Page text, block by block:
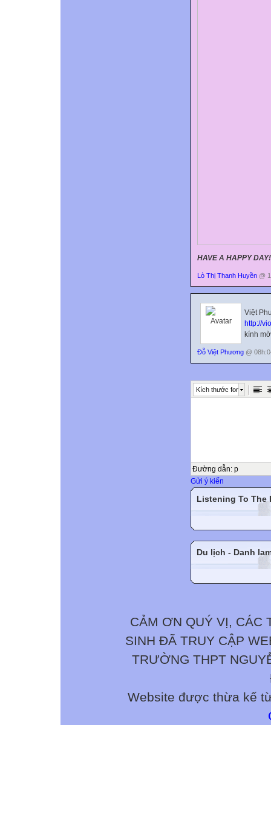
HAVE A HAPPY DAY!
Lò Thị Thanh Huyền @
Việt
http://
kính
Đỗ Việt Phương @
Kích thước font
Đường dẫn: p
Gửi ý kiến
Listening To The
Du lịch - Danh
CẢM ƠN QUÝ VỊ, CÁC
SINH ĐÃ TRUY CẬP
TRƯỜNG THPT
Website được thừa kế